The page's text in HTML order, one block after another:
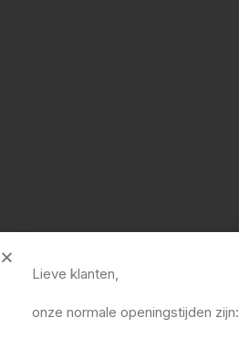
Lieve klanten,
onze normale openingstijden zijn: